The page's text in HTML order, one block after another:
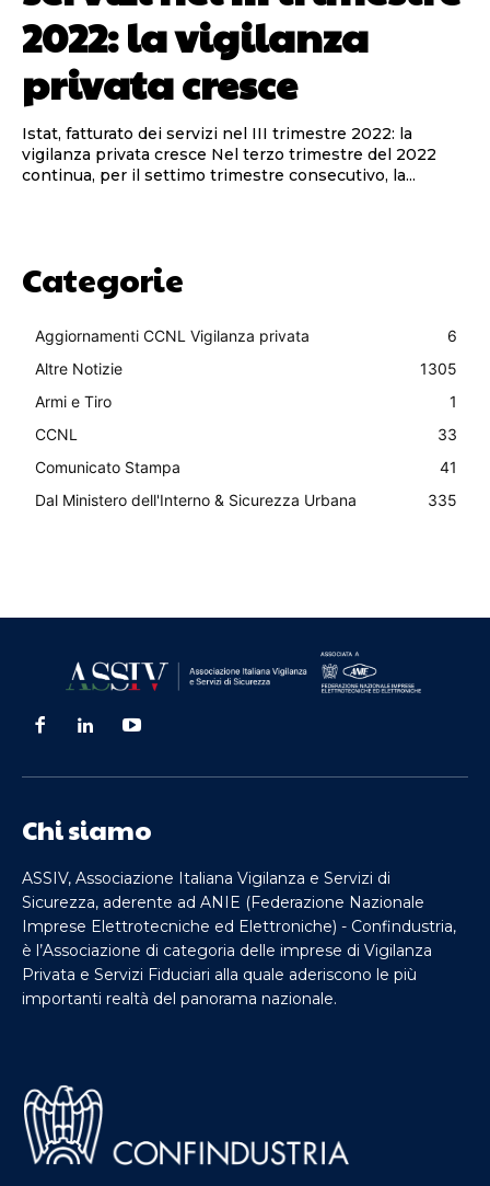
2022: la vigilanza
privata cresce
Istat, fatturato dei servizi nel III trimestre 2022: la
vigilanza privata cresce Nel terzo trimestre del 2022
continua, per il settimo trimestre consecutivo, la...
Categorie
Aggiornamenti CCNL Vigilanza privata
6
Altre Notizie
1305
Armi e Tiro
1
CCNL
33
Comunicato Stampa
41
Dal Ministero dell'Interno & Sicurezza Urbana
335
Chi siamo
ASSIV, Associazione Italiana Vigilanza e Servizi di
Sicurezza, aderente ad ANIE (Federazione Nazionale
Imprese Elettrotecniche ed Elettroniche) - Confindustria,
è l’Associazione di categoria delle imprese di Vigilanza
Privata e Servizi Fiduciari alla quale aderiscono le più
importanti realtà del panorama nazionale.